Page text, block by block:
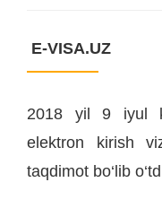
E-VISA.UZ
2018 yil 9 iyul
elektron kirish
taqdimot bo‘lib